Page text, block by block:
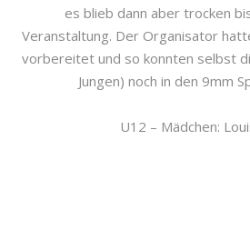
es blieb dann aber trocken
Veranstaltung. Der Organisator
vorbereitet und so konnten selbst
Jungen) noch in den 9mm
U12 – Mädchen: